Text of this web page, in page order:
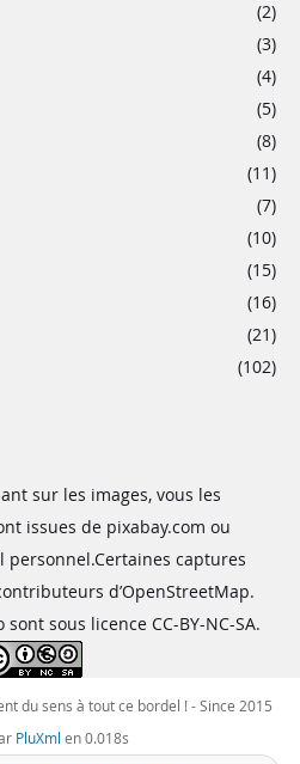
(2)
(3)
(4)
(5)
(8)
(11)
(7)
(10)
(15)
(16)
(21)
(102)
sur les images, vous les
issues de pixabay.com ou
personnel.Certaines captures
d’OpenStreetMap.
sous licence CC-BY-NC-SA.
du sens à tout ce bordel ! - Since 2015
PluXml en 0.018s